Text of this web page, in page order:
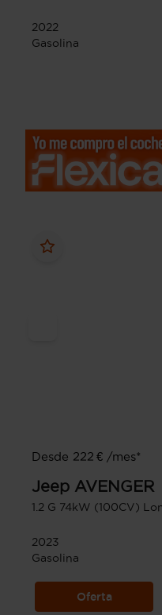
2022
Gasolina
Desde 222 € /mes*
Jeep AVENGER
1.2 G 74kW (100CV)
2023
Gasolina
Oferta